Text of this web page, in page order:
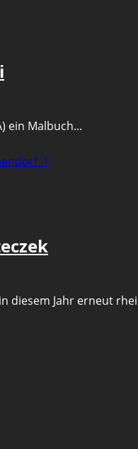
ein Malbuch...
diesem Jahr erneut